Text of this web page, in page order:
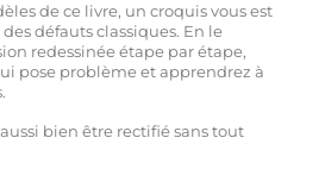
de ce livre, un croquis vous est
défauts classiques. En le
redessinée étape par étape,
pose problème et apprendrez à
bien être rectifié sans tout